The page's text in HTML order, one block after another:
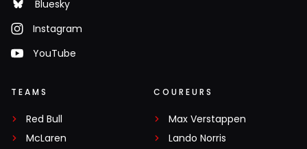
Bluesky
Instagram
YouTube
TEAMS
Red Bull
McLaren
COUREURS
Max Verstappen
Lando Norris